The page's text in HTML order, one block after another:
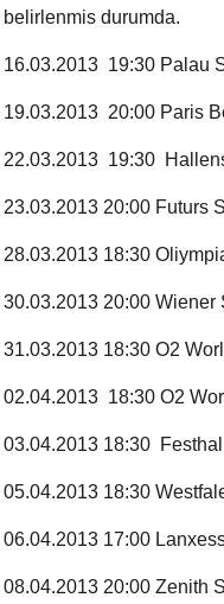
belirlenmis durumda.
16.03.2013 19:30 Palau
19.03.2013 20:00 Paris
22.03.2013 19:30
23.03.2013 20:00 Futurs
28.03.2013 18:30
30.03.2013 20:00 Wiener
31.03.2013 18:30 O2
02.04.2013 18:30 O2
03.04.2013 18:30
05.04.2013 18:30
06.04.2013 17:00
08.04.2013 20:00 Zenith